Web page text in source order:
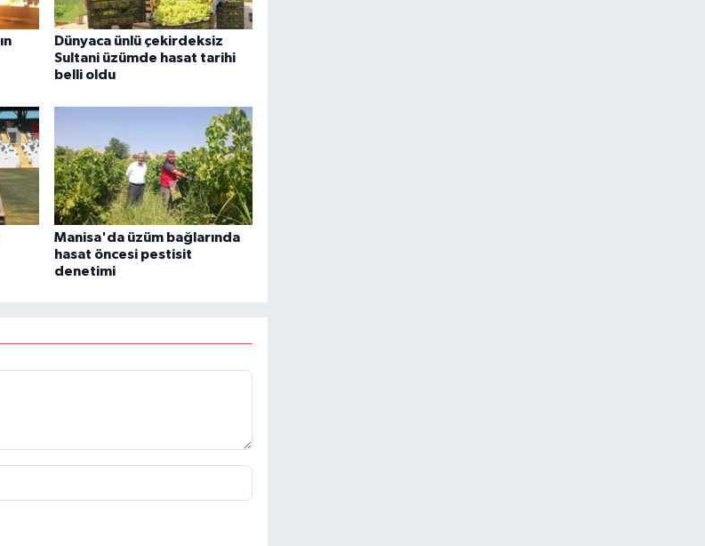
Dünyaca ünlü çekirdeksiz
Sultani üzümde hasat tarihi
belli oldu
Manisa'da üzüm bağlarında
hasat öncesi pestisit
denetimi